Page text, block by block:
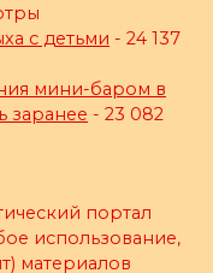
с детьми - 24 137
мини-баром в
заранее - 23 082
портал
использование,
материалов